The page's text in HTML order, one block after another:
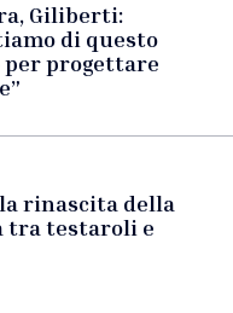
Giliberti:
di questo
progettare
la rinascita della
tra testaroli e